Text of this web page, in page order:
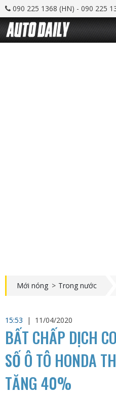
090 225 1368 (HN) - 090 225
Mới nóng > Trong nước
15:53
| 11/04/2020
BẤT CHẤP DỊCH
SỐ Ô TÔ HONDA
TĂNG 40%